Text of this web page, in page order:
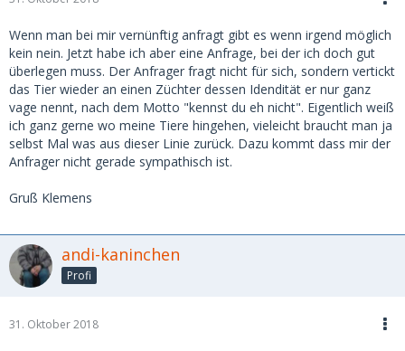
Wenn man bei mir vernünftig anfragt gibt es wenn irgend möglich
kein nein. Jetzt habe ich aber eine Anfrage, bei der ich doch gut
überlegen muss. Der Anfrager fragt nicht für sich, sondern vertickt
das Tier wieder an einen Züchter dessen Idendität er nur ganz
vage nennt, nach dem Motto "kennst du eh nicht". Eigentlich weiß
ich ganz gerne wo meine Tiere hingehen, vieleicht braucht man ja
selbst Mal was aus dieser Linie zurück. Dazu kommt dass mir der
Anfrager nicht gerade sympathisch ist.
Gruß Klemens
andi-kaninchen
Profi
31. Oktober 2018